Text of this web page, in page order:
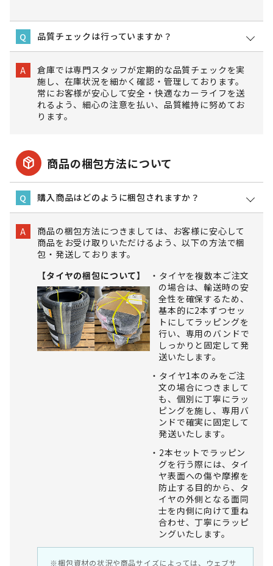
Q 品質チェックは行っていますか？
A
倉庫では専門スタッフが定期的な品質チェックを実
施し、在庫状況を細かく確認・管理しております。
常にお客様が安心して安全・快適なカーライフを送
れるよう、細心の注意を払い、品質維持に努めてお
ります。
package_2 商品の梱包方法について
Q 購入商品はどのように梱包されますか？
A
商品の梱包方法につきましては、お客様に安心して
商品をお受け取りいただけるよう、以下の方法で梱
包・発送しております。
【タイヤの梱包について】
タイヤを複数本ご注文
の場合は、輸送時の安
全性を確保するため、
基本的に2本ずつセッ
トにしてラッピングを
行い、専用のバンドで
しっかりと固定して発
送いたします。
タイヤ1本のみをご注
文の場合につきまして
も、個別に丁寧にラッ
ピングを施し、専用バ
ンドで確実に固定して
発送いたします。
2本セットでラッピン
グを行う際には、タイ
ヤ表面への傷や摩擦を
防止する目的から、タ
イヤの外側となる面同
士を内側に向けて重ね
合わせ、丁寧にラッピ
ングいたします。
※梱包資材の状況や商品サイズによっては、ウェブサ